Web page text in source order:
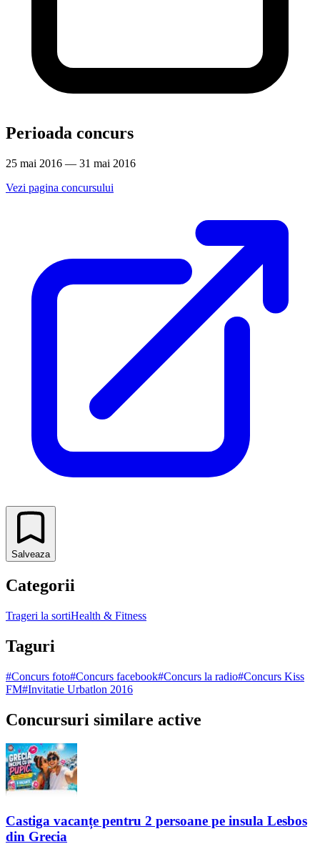
Perioada concurs
25 mai 2016 — 31 mai 2016
Vezi pagina concursului
Salveaza
Categorii
Trageri la sortiHealth & Fitness
Taguri
#Concurs foto#Concurs facebook#Concurs la radio#Concurs Kiss
FM#Invitatie Urbatlon 2016
Concursuri similare active
Castiga vacanțe pentru 2 persoane pe insula Lesbos
din Grecia